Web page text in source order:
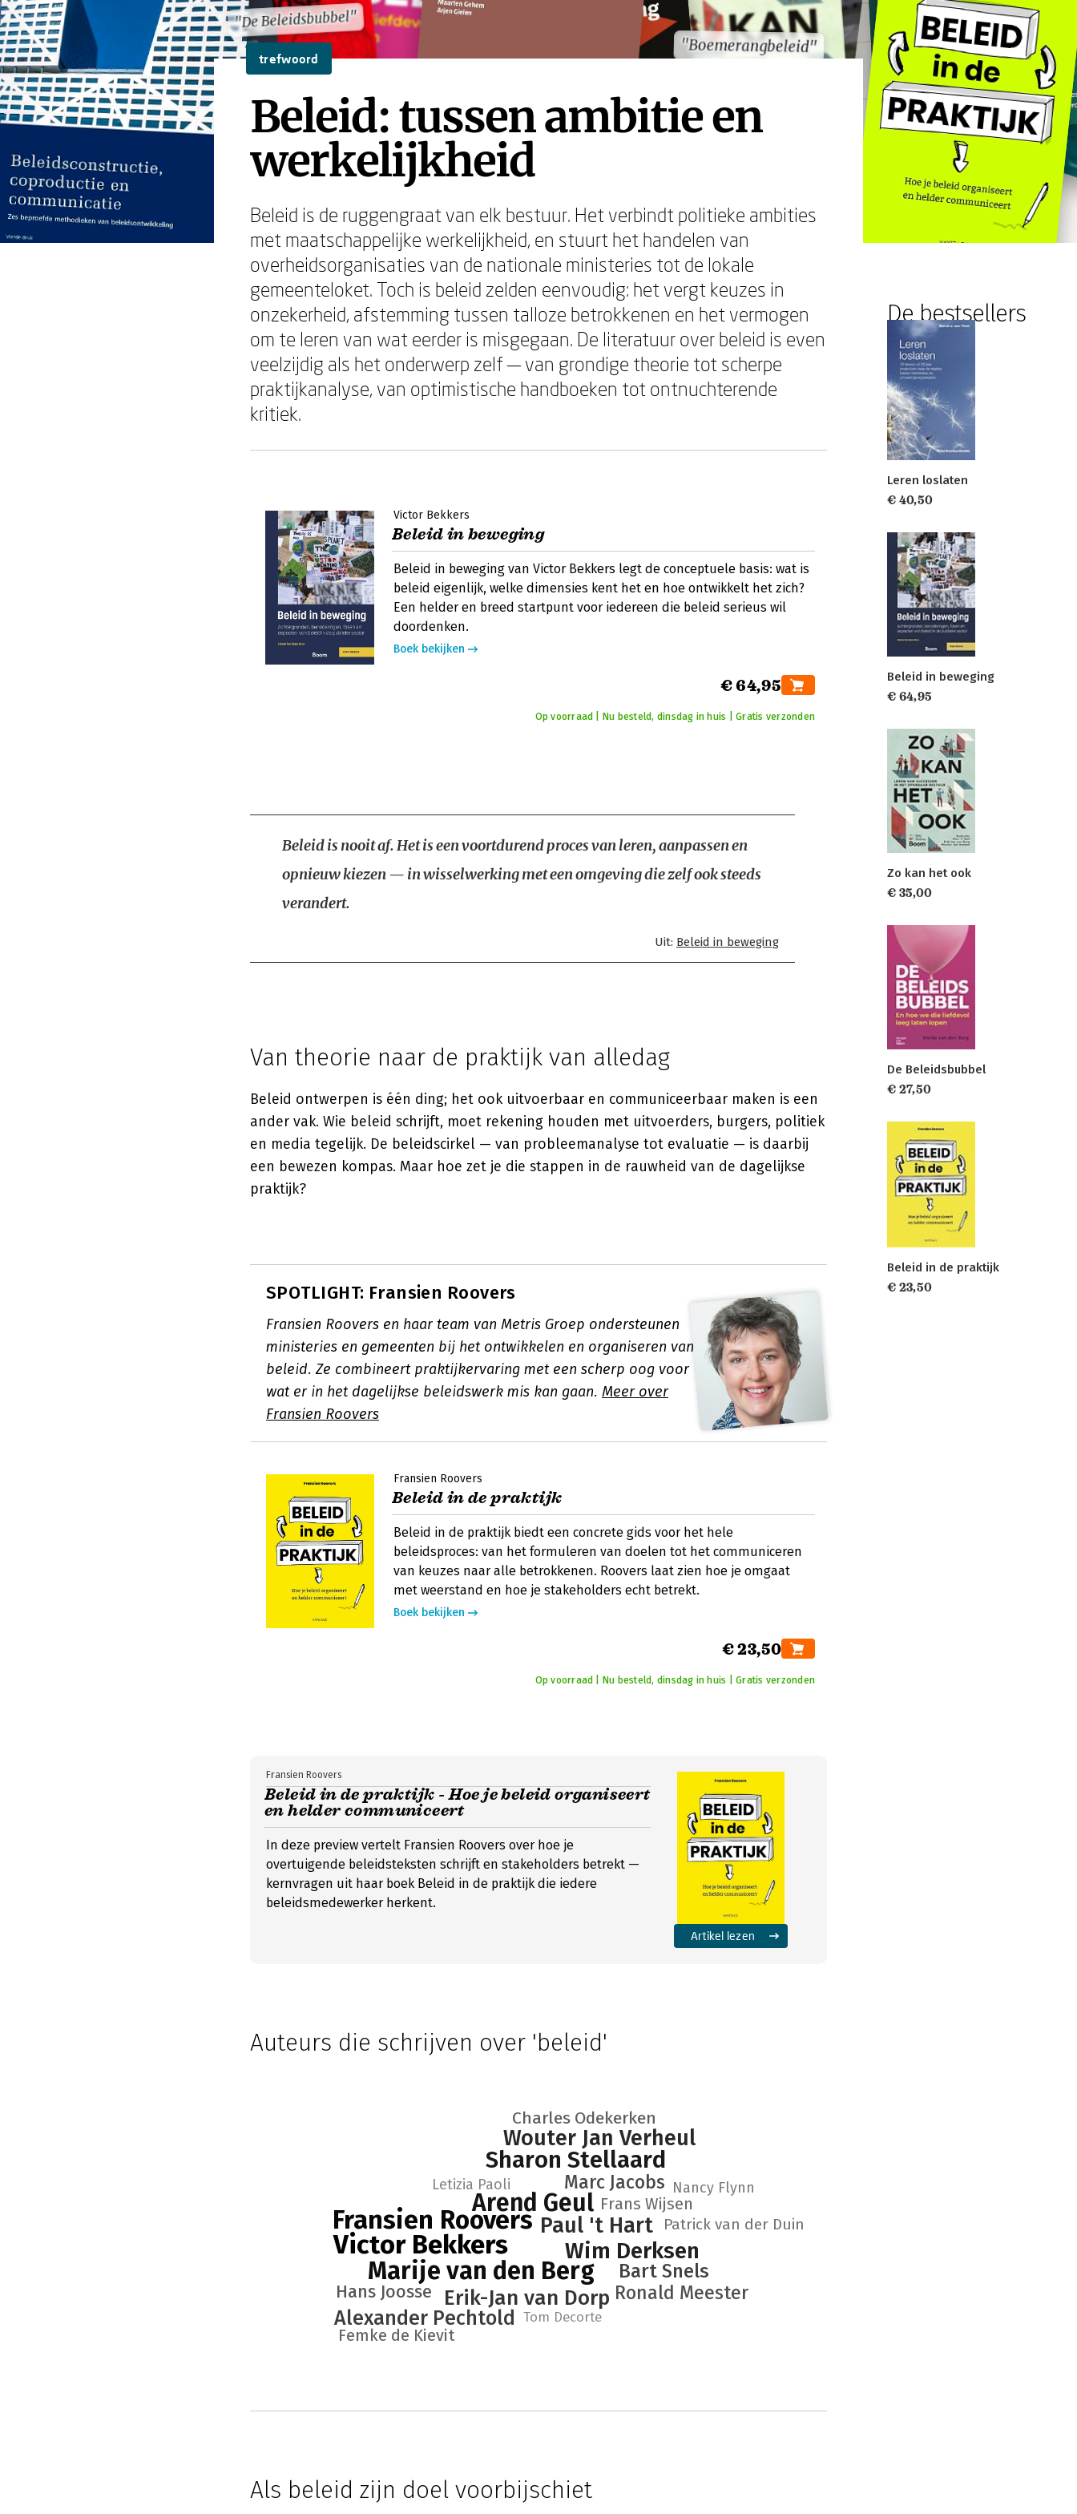
"De Beleidsbubbel"
"Boemerangbeleid"
"De Beleidsbubbel"
"Boemerangbeleid"
trefwoord
Beleid: tussen ambitie en
werkelijkheid
Beleid is de ruggengraat van elk bestuur. Het verbindt politieke ambities
met maatschappelijke werkelijkheid, en stuurt het handelen van
overheidsorganisaties van de nationale ministeries tot de lokale
gemeenteloket. Toch is beleid zelden eenvoudig: het vergt keuzes in
onzekerheid, afstemming tussen talloze betrokkenen en het vermogen
om te leren van wat eerder is misgegaan. De literatuur over beleid is even
veelzijdig als het onderwerp zelf — van grondige theorie tot scherpe
praktijkanalyse, van optimistische handboeken tot ontnuchterende
kritiek.
Victor Bekkers
Beleid in beweging
Beleid in beweging van Victor Bekkers legt de conceptuele basis: wat is
beleid eigenlijk, welke dimensies kent het en hoe ontwikkelt het zich?
Een helder en breed startpunt voor iedereen die beleid serieus wil
doordenken.
Boek bekijken
€ 64,95
Op voorraad | Nu besteld, dinsdag in huis | Gratis verzonden
Beleid is nooit af. Het is een voortdurend proces van leren, aanpassen en
opnieuw kiezen — in wisselwerking met een omgeving die zelf ook steeds
verandert.
Uit: Beleid in beweging
Van theorie naar de praktijk van alledag
Beleid ontwerpen is één ding; het ook uitvoerbaar en communiceerbaar maken is een
ander vak. Wie beleid schrijft, moet rekening houden met uitvoerders, burgers, politiek
en media tegelijk. De beleidscirkel — van probleemanalyse tot evaluatie — is daarbij
een bewezen kompas. Maar hoe zet je die stappen in de rauwheid van de dagelijkse
praktijk?
SPOTLIGHT: Fransien Roovers
Fransien Roovers en haar team van Metris Groep ondersteunen
ministeries en gemeenten bij het ontwikkelen en organiseren van
beleid. Ze combineert praktijkervaring met een scherp oog voor
wat er in het dagelijkse beleidswerk mis kan gaan. Meer over
Fransien Roovers
Fransien Roovers
Beleid in de praktijk
Beleid in de praktijk biedt een concrete gids voor het hele
beleidsproces: van het formuleren van doelen tot het communiceren
van keuzes naar alle betrokkenen. Roovers laat zien hoe je omgaat
met weerstand en hoe je stakeholders echt betrekt.
Boek bekijken
€ 23,50
Op voorraad | Nu besteld, dinsdag in huis | Gratis verzonden
Beleid in de praktijk - Hoe je beleid organiseert
en helder communiceert
Fransien Roovers
In deze preview vertelt Fransien Roovers over hoe je
overtuigende beleidsteksten schrijft en stakeholders betrekt —
kernvragen uit haar boek Beleid in de praktijk die iedere
beleidsmedewerker herkent.
Artikel lezen
Auteurs die schrijven over 'beleid'
Victor Bekkers
Fransien Roovers
Marije van den Berg
Arend Geul
Sharon Stellaard
Wim Derksen
Wouter Jan Verheul
Paul 't Hart
Erik-Jan van Dorp
Alexander Pechtold
Bart Snels
Marc Jacobs
Ronald Meester
Hans Joosse
Charles Odekerken
Femke de Kievit
Frans Wijsen
Patrick van der Duin
Nancy Flynn
Letizia Paoli
Tom Decorte
Als beleid zijn doel voorbijschiet
De bestsellers
Leren loslaten
€ 40,50
Beleid in beweging
€ 64,95
Zo kan het ook
€ 35,00
De Beleidsbubbel
€ 27,50
Beleid in de praktijk
€ 23,50